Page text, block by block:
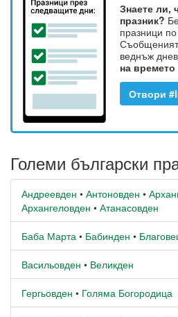
Знаете ли,
празник?
празници
веднъж
на
Отвори
Големи български
Андреевден • Антоновден •
Архангеловден • Атанасовден
Баба Марта • Бабинден •
Васильовден • Великден
Гергьовден • Голяма Богородица